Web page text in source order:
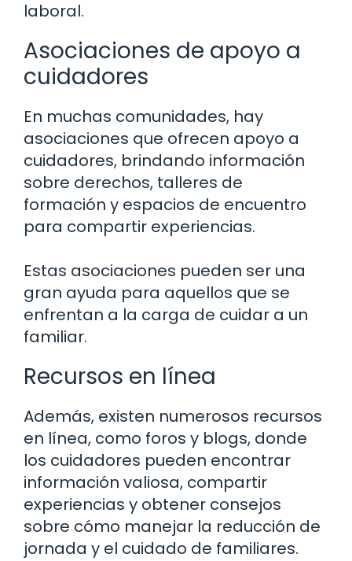
laboral.
Asociaciones de apoyo a
cuidadores
En muchas comunidades, hay
asociaciones que ofrecen apoyo a
cuidadores, brindando información
sobre derechos, talleres de
formación y espacios de encuentro
para compartir experiencias.
Estas asociaciones pueden ser una
gran ayuda para aquellos que se
enfrentan a la carga de cuidar a un
familiar.
Recursos en línea
Además, existen numerosos recursos
en línea, como foros y blogs, donde
los cuidadores pueden encontrar
información valiosa, compartir
experiencias y obtener consejos
sobre cómo manejar la reducción de
jornada y el cuidado de familiares.